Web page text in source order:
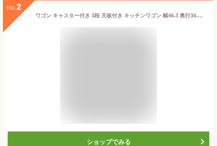
no. 2
ワゴン キャスター付き 3段 天板付き キッチンワゴン 幅46.3 奥行34.9 高さ78.6 収納ワゴン おしゃれ スチールワゴン サイドワゴン 底板 メッシュ ベビーワゴン リビング キッチン ランドリー 一人暮らし 新生活 T-KW-L002 *
ショップでみる